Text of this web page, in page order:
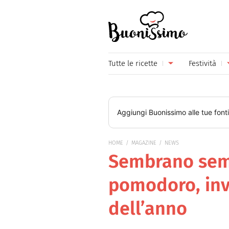
Tutte le ricette
Primi piatti
Secondi piatti
Formaggi
Frutta
Festività
Festa
Festa
Festa
Aggiungi Buonissimo alle tue
HOME MAGAZINE NEWS
Sembrano
pomodoro,
dell’anno